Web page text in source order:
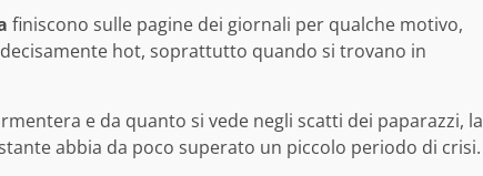
finiscono sulle pagine dei giornali per qualche motivo,
hot, soprattutto quando si trovano in
e da quanto si vede negli scatti dei paparazzi, la
abbia da poco superato un piccolo periodo di crisi.